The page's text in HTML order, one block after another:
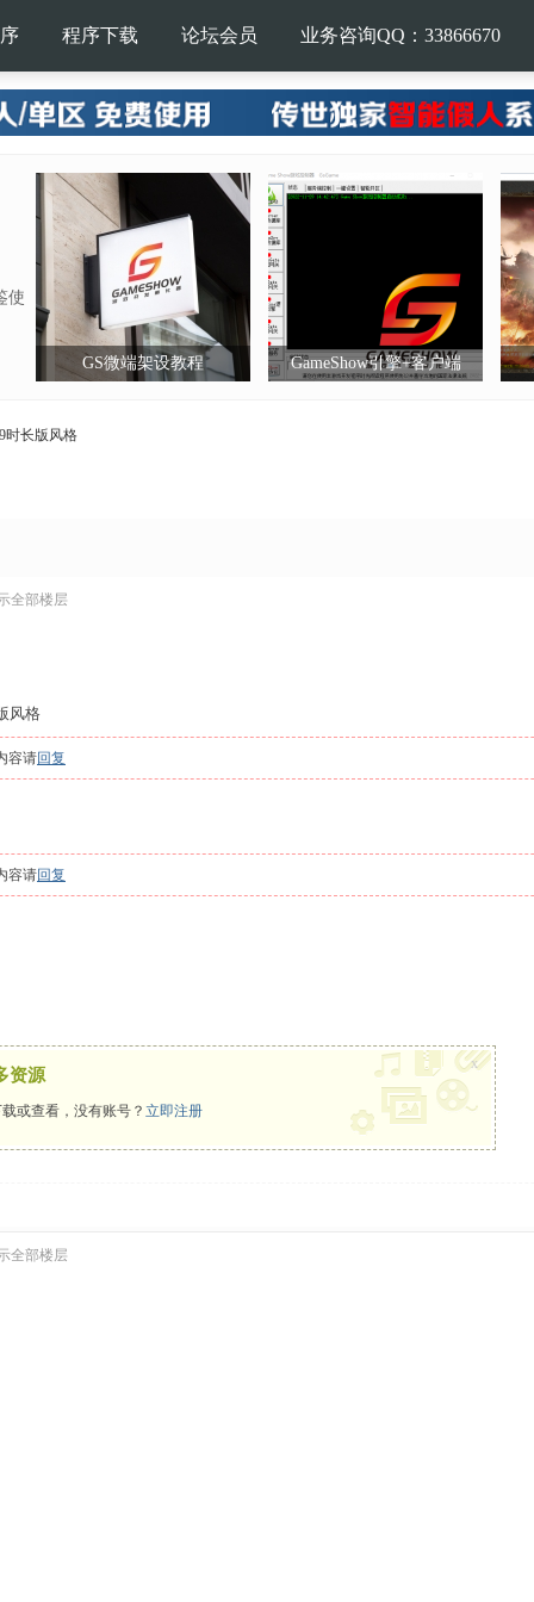
程序下载 论坛会员 业务咨询QQ：33866670
使
GS微端架设教程 GameShow引擎+客户端
时长版风格
全部楼层
风格
容请回复
容请回复
资源
或查看，没有账号？ 立即注册
x
全部楼层